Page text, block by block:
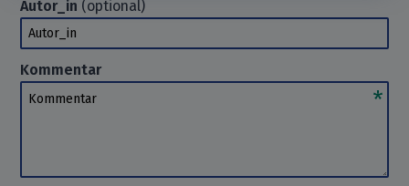
Autor_in (optional)
Autor_in
Kommentar
Kommentar